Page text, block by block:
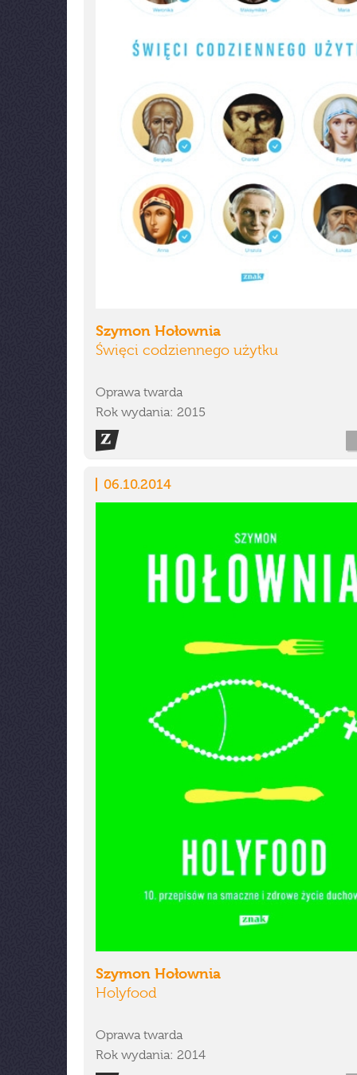
Szymon Hołownia
Święci codziennego użytku
Oprawa twarda
Rok wydania: 2015
06.10.2014
Szymon Hołownia
Holyfood
Oprawa twarda
Rok wydania: 2014